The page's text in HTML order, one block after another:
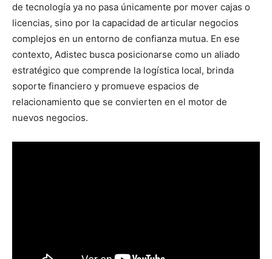
de tecnología ya no pasa únicamente por mover cajas o
licencias, sino por la capacidad de articular negocios
complejos en un entorno de confianza mutua. En ese
contexto, Adistec busca posicionarse como un aliado
estratégico que comprende la logística local, brinda
soporte financiero y promueve espacios de
relacionamiento que se convierten en el motor de
nuevos negocios.